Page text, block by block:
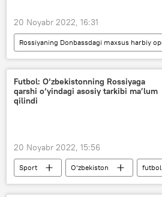
20 Noyabr 2022, 16:31
Ukraina
Zaporojye viloyati
Rossiya
Futbol: O‘zbekistonning Rossiyaga
qarshi o‘yindagi asosiy tarkibi ma’lum
qilindi
20 Noyabr 2022, 15:56
Sport O‘zbekiston
futbol
Rossiya